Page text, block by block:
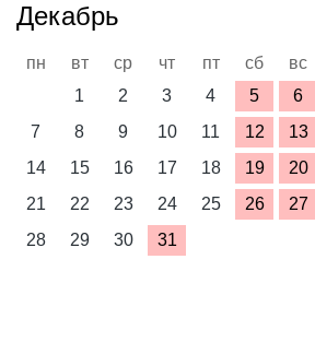
Декабрь
пн вт ср чт пт сб
вс
1
2 3 4 5
6
7
8 9 10 11 12
13
14
15 16 17 18 19
20
21
22 23 24 25 26
27
28
29 30 31